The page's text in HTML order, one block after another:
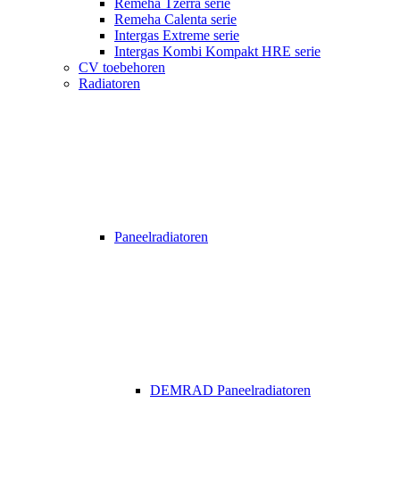
Remeha Calenta serie
Intergas Extreme serie
Intergas Kombi Kompakt HRE serie
CV toebehoren
Radiatoren
Paneelradiatoren
DEMRAD Paneelradiatoren